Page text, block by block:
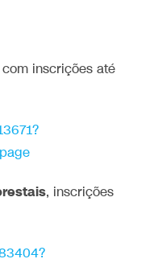
com inscrições até
, inscrições